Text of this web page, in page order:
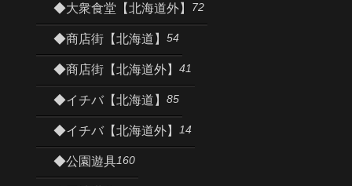
◆大衆食堂【北海道外】 72
◆商店街【北海道】 54
◆商店街【北海道外】 41
◆イチバ【北海道】 85
◆イチバ【北海道外】 14
◆公園遊具160